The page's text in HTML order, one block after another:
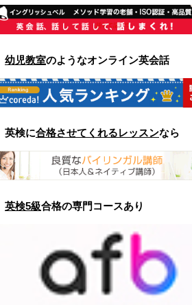
幼児教室のようなオンライン英会話
英検に合格させてくれるレッスンなら
英検5級合格の専門コースあり